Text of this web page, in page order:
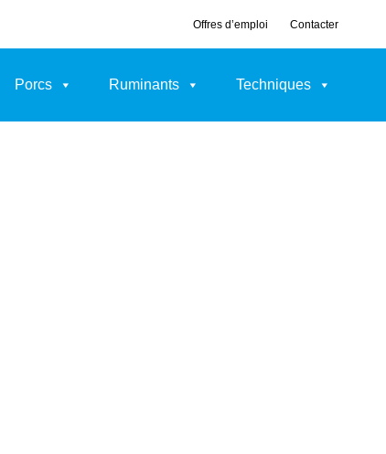
Offres d’emploi Contacter
Porcs Ruminants Techniques